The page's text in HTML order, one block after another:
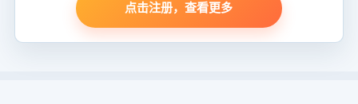
点击注册，查看更多